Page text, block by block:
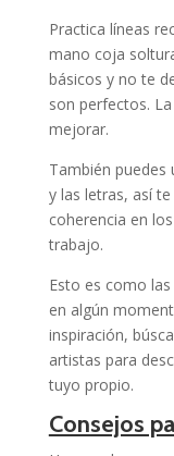
Practica líneas
mano coja
básicos y no te
son perfectos.
mejorar.
También puedes
y las letras, así
coherencia en
trabajo.
Esto es como
en algún
inspiración,
artistas para
tuyo propio.
Consejos